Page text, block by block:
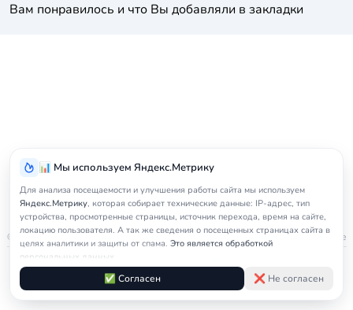
📊 Мы используем Яндекс.Метрику
Для анализа посещаемости и улучшения работы сайта мы используем
Яндекс.Метрику, которая собирает технические данные: IP-адрес, тип
устройства, просмотренные страницы, источник перехода, время на сайте,
локацию пользователя. А так же сведения о посещенных страницах сайта в
целях аналитики и защиты от спама. Это является обработкой
персональных данных.
Подробнее в Согласии на обработку персональных данных
Правилах
обработки cookie
✅ Согласен ❌ Не согласен
Вам понравилось и что Вы добавляли в закладки
© 2026nedicom™. Права на товарный знак зарегистрированы в Роспатенте
Политика в отношении персональных данных
Правила обработки cookie
Согласие на обработку персональных данных
Контакты